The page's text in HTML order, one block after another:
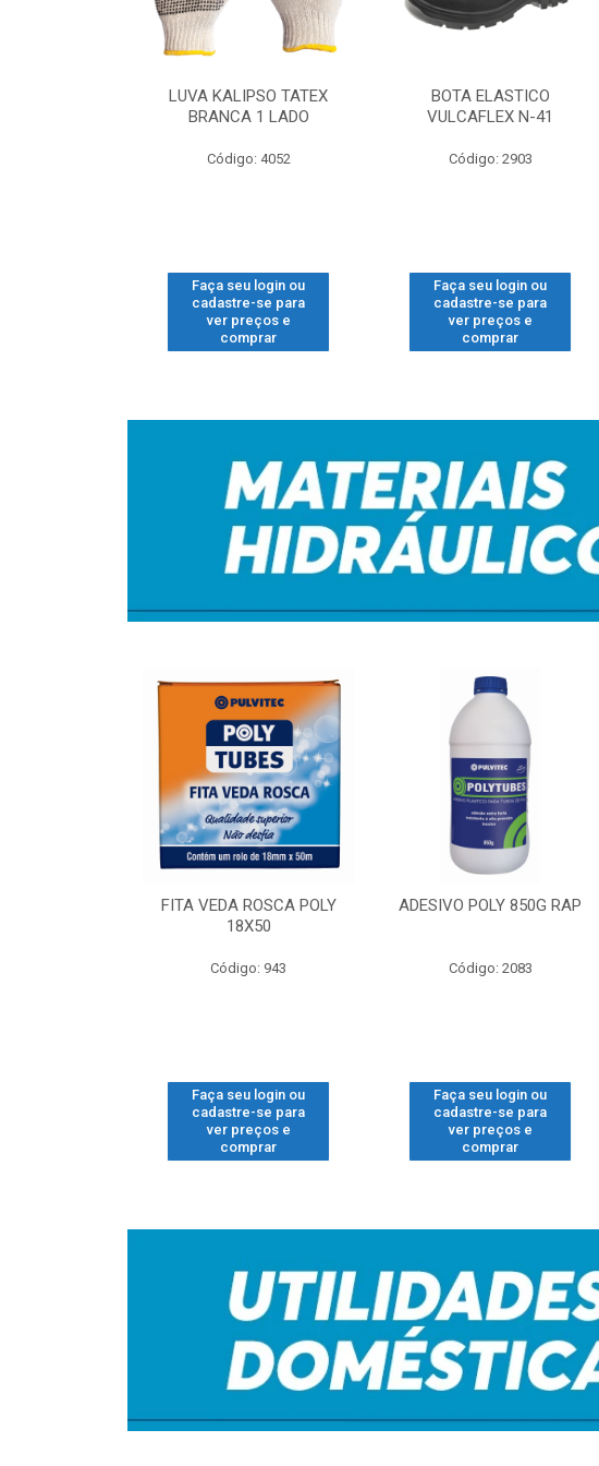
LUVA KALIPSO TATEX
BRANCA 1 LADO
Código: 4052
Faça seu login ou
cadastre-se para
ver preços e
comprar
BOTA ELASTICO
VULCAFLEX N-41
Código: 2903
Faça seu login ou
cadastre-se para
ver preços e
comprar
FITA VEDA ROSCA POLY
18X50
Código: 943
Faça seu login ou
cadastre-se para
ver preços e
comprar
ADESIVO POLY 850G RAP
Código: 2083
Faça seu login ou
cadastre-se para
ver preços e
comprar